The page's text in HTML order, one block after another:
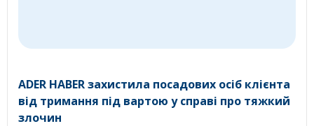
ADER HABER захистила посадових осіб клієнта
від тримання під вартою у справі про тяжкий
злочин